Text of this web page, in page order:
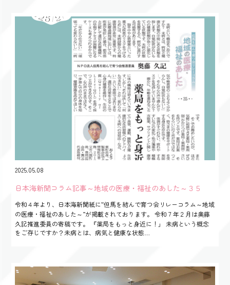
2025.05.08
日本海新聞コラム記事～地域の医療・福祉のあした～３５
令和４年より、日本海新聞紙に‟但馬を結んで育つ会リレーコラム～地域
の医療・福祉のあした～”が掲載されております。 令和７年２月は奥藤
久記推進委員の寄稿です。 『薬局をもっと身近に！」 未病という概念
をご存じですか？未病とは、病気と健康な状態…